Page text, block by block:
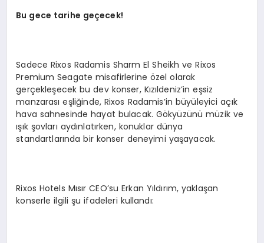
Bu gece tarihe geçecek!
Sadece Rixos Radamis Sharm El Sheikh ve Rixos
Premium Seagate misafirlerine özel olarak
gerçekleşecek bu dev konser, Kızıldeniz’in eşsiz
manzarası eşliğinde, Rixos Radamis’in büyüleyici açık
hava sahnesinde hayat bulacak. Gökyüzünü müzik ve
ışık şovları aydınlatırken, konuklar dünya
standartlarında bir konser deneyimi yaşayacak.
Rixos Hotels Mısır CEO’su Erkan Yıldırım, yaklaşan
konserle ilgili şu ifadeleri kullandı: